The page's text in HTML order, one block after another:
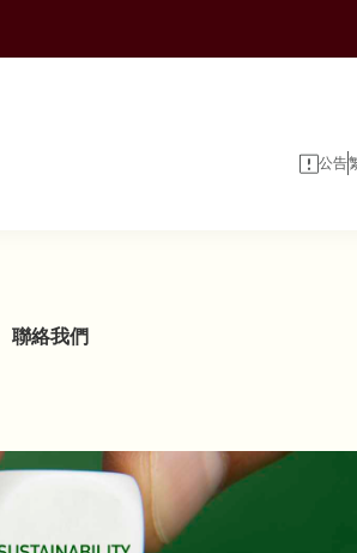
企業資料
投資
娛樂
投資者服務 可持續發展報告
聯絡我們
公告